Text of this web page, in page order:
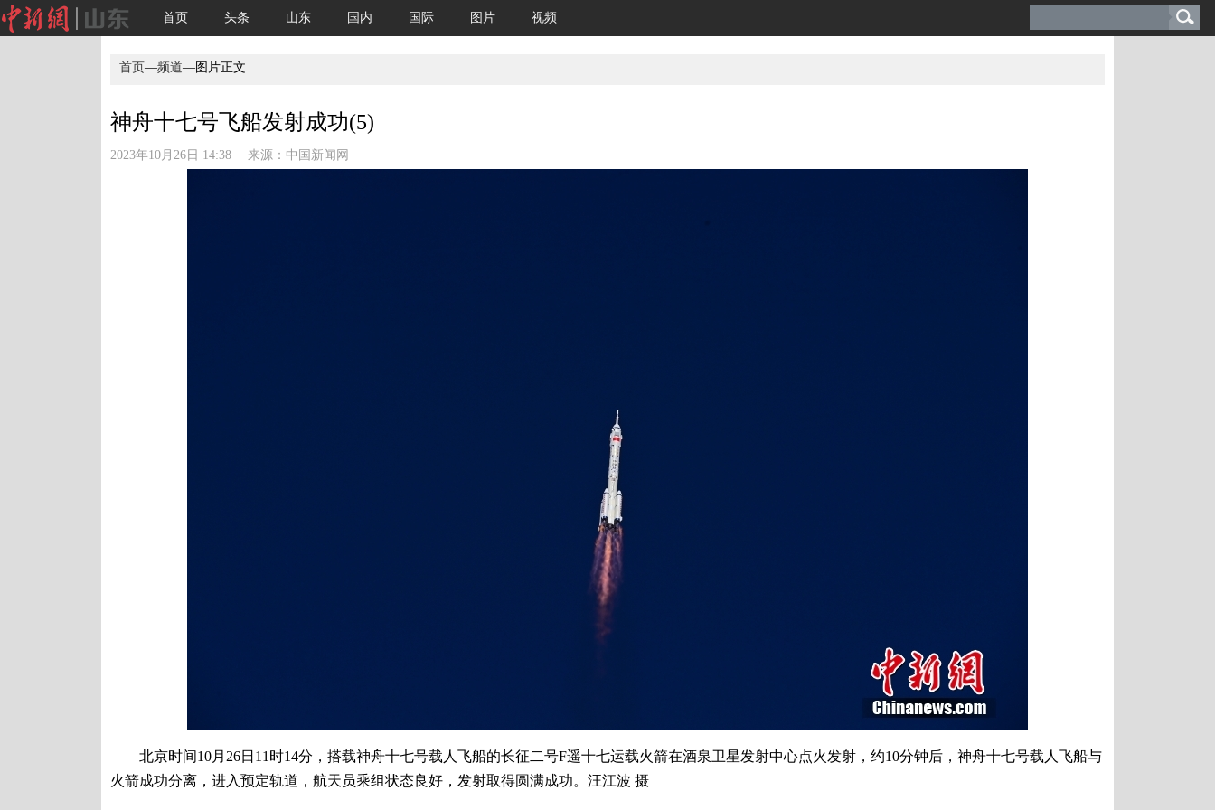
首页 头条 山东 国内 国际 图片 视频
首页—频道—图片正文
神舟十七号飞船发射成功(5)
2023年10月26日 14:38 来源： 中国新闻网
北京时间10月26日11时14分，搭载神舟十七号载人飞船的长征二号F遥十七运载火箭在酒泉卫星发射中心点火发射，约10分钟后，神舟十七号载人飞船与
火箭成功分离，进入预定轨道，航天员乘组状态良好，发射取得圆满成功。汪江波 摄